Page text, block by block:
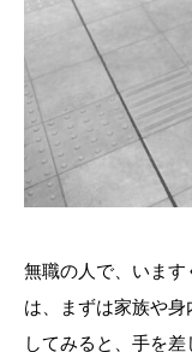
無職の人で、いま
は、まずは家族や
してみると、手を差